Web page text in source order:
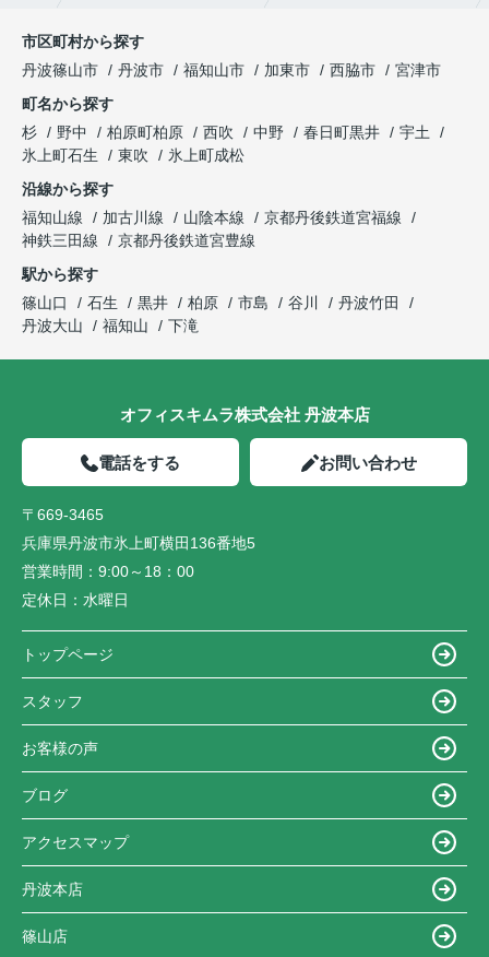
市区町村から探す
丹波篠山市
丹波市 福知山市 加東市 西脇市
宮津市
町名から探す
杉
野中 柏原町柏原 西吹 中野 春日町黒井
宇土
氷上町石生
東吹
氷上町成松
沿線から探す
福知山線
加古川線 山陰本線
京都丹後鉄道宮福線
神鉄三田線
京都丹後鉄道宮豊線
駅から探す
篠山口
石生 黒井 柏原 市島 谷川
丹波竹田
丹波大山
福知山 下滝
オフィスキムラ株式会社 丹波本店
電話をする お問い合わせ
〒669-3465
兵庫県丹波市氷上町横田136番地5
営業時間： 9:00～18：00
定休日： 水曜日
トップページ
スタッフ
お客様の声
ブログ
アクセスマップ
丹波本店
篠山店